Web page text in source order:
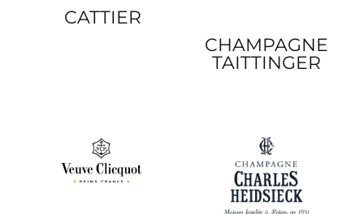
CATTIER
CHAMPAGNE
TAITTINGER